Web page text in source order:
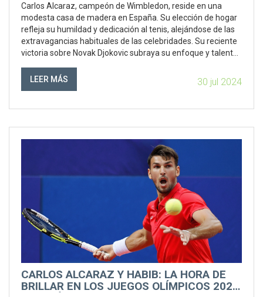
Carlos Alcaraz, campeón de Wimbledon, reside en una
modesta casa de madera en España. Su elección de hogar
refleja su humildad y dedicación al tenis, alejándose de las
extravagancias habituales de las celebridades. Su reciente
victoria sobre Novak Djokovic subraya su enfoque y talento
LEER MÁS
30 jul 2024
CARLOS ALCARAZ Y HABIB: LA HORA DE
BRILLAR EN LOS JUEGOS OLÍMPICOS 2024